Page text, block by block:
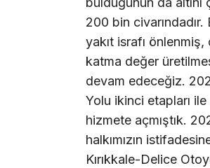
200 bin civarındadır.
yakıt israfı
katma değer
devam edeceğiz.
Yolu ikinci etapları
hizmete açmıştık.
halkımızın
Kırıkkale-Delice